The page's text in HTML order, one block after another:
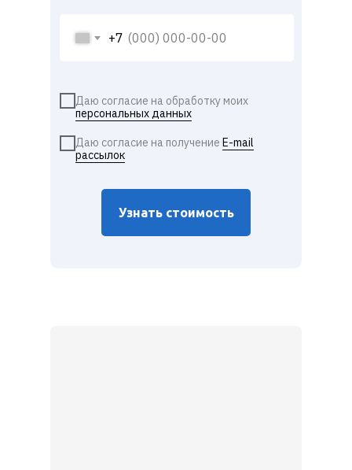
+7
Узнать стоимость
Даю согласие на обработку моих
персональных данных
Даю согласие на получение E-mail
рассылок